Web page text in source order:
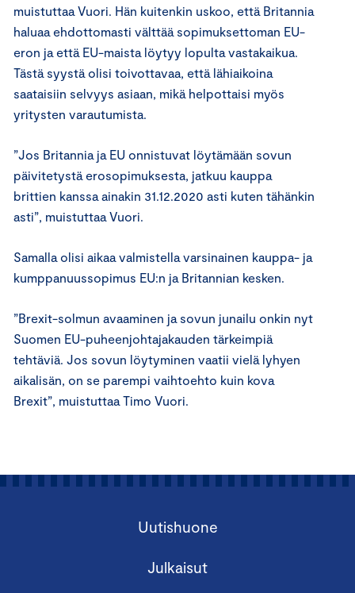
muistuttaa Vuori. Hän kuitenkin uskoo, että Britannia
haluaa ehdottomasti välttää sopimuksettoman EU-
eron ja että EU-maista löytyy lopulta vastakaikua.
Tästä syystä olisi toivottavaa, että lähiaikoina
saataisiin selvyys asiaan, mikä helpottaisi myös
yritysten varautumista.
”Jos Britannia ja EU onnistuvat löytämään sovun
päivitetystä erosopimuksesta, jatkuu kauppa
brittien kanssa ainakin 31.12.2020 asti kuten tähänkin
asti”, muistuttaa Vuori.
Samalla olisi aikaa valmistella varsinainen kauppa- ja
kumppanuussopimus EU:n ja Britannian kesken.
”Brexit-solmun avaaminen ja sovun junailu onkin nyt
Suomen EU-puheenjohtajakauden tärkeimpiä
tehtäviä. Jos sovun löytyminen vaatii vielä lyhyen
aikalisän, on se parempi vaihtoehto kuin kova
Brexit”, muistuttaa Timo Vuori.
Uutishuone
Julkaisut